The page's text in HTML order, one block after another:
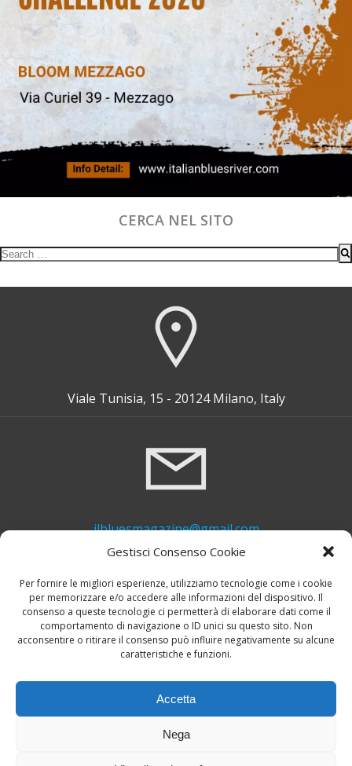
Gestisci Consenso Cookie
Per fornire le migliori esperienze, utilizziamo tecnologie come i cookie
per memorizzare e/o accedere alle informazioni del dispositivo. Il
consenso a queste tecnologie ci permetterà di elaborare dati come il
comportamento di navigazione o ID unici su questo sito. Non
acconsentire o ritirare il consenso può influire negativamente su alcune
caratteristiche e funzioni.
Accetta
Nega
CERCA NEL SITO
Search
Viale Tunisia, 15 - 20124 Milano, Italy
ilbluesmagazine@gmail.com
+39 339 748 6635